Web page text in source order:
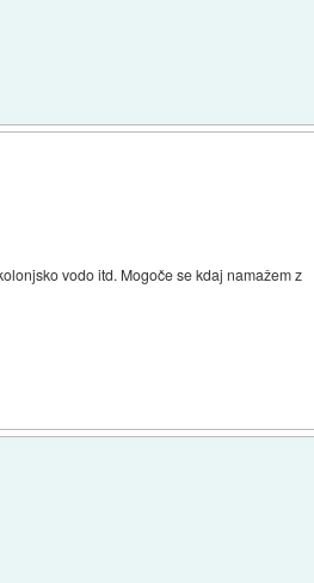
vodo itd. Mogoče se kdaj namažem z